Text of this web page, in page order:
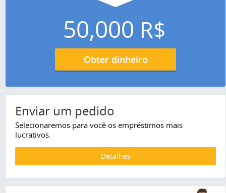
50,000 R$
Obter dinheiro
Enviar um pedido
Selecionaremos para você os empréstimos mais
lucrativos.
Detalhes